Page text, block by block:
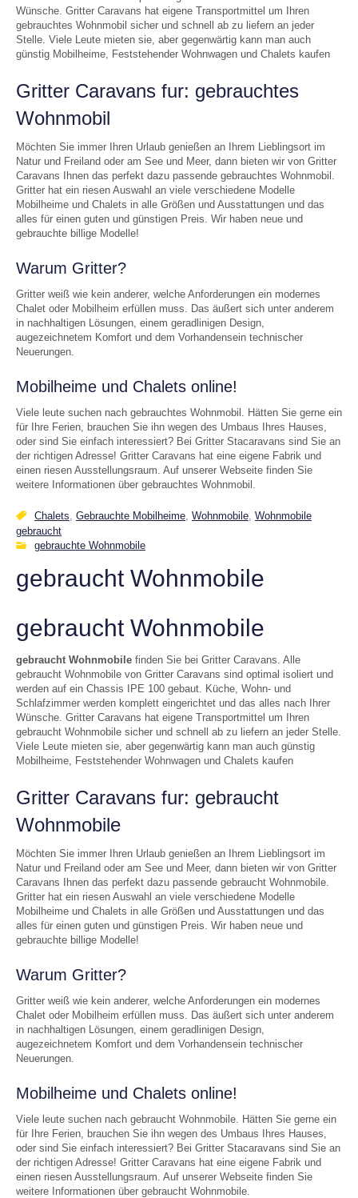
Wünsche. Gritter Caravans hat eigene Transportmittel um Ihren
gebrauchtes Wohnmobil sicher und schnell ab zu liefern an jeder
Stelle. Viele Leute mieten sie, aber gegenwärtig kann man auch
günstig Mobilheime, Feststehender Wohnwagen und Chalets kaufen
Gritter Caravans fur: gebrauchtes
Wohnmobil
Möchten Sie immer Ihren Urlaub genießen an Ihrem Lieblingsort im
Natur und Freiland oder am See und Meer, dann bieten wir von Gritter
Caravans Ihnen das perfekt dazu passende gebrauchtes Wohnmobil.
Gritter hat ein riesen Auswahl an viele verschiedene Modelle
Mobilheime und Chalets in alle Größen und Ausstattungen und das
alles für einen guten und günstigen Preis. Wir haben neue und
gebrauchte billige Modelle!
Warum Gritter?
Gritter weiß wie kein anderer, welche Anforderungen ein modernes
Chalet oder Mobilheim erfüllen muss. Das äußert sich unter anderem
in nachhaltigen Lösungen, einem geradlinigen Design,
augezeichnetem Komfort und dem Vorhandensein technischer
Neuerungen.
Mobilheime und Chalets online!
Viele leute suchen nach gebrauchtes Wohnmobil. Hätten Sie gerne ein
für Ihre Ferien, brauchen Sie ihn wegen des Umbaus Ihres Hauses,
oder sind Sie einfach interessiert? Bei Gritter Stacaravans sind Sie an
der richtigen Adresse! Gritter Caravans hat eine eigene Fabrik und
einen riesen Ausstellungsraum. Auf unserer Webseite finden Sie
weitere Informationen über gebrauchtes Wohnmobil.
Chalets Gebrauchte Mobilheime Wohnmobile Wohnmobile
gebraucht
gebrauchte Wohnmobile
gebraucht Wohnmobile
gebraucht Wohnmobile
gebraucht Wohnmobile finden Sie bei Gritter Caravans. Alle
gebraucht Wohnmobile von Gritter Caravans sind optimal isoliert und
werden auf ein Chassis IPE 100 gebaut. Küche, Wohn- und
Schlafzimmer werden komplett eingerichtet und das alles nach Ihrer
Wünsche. Gritter Caravans hat eigene Transportmittel um Ihren
gebraucht Wohnmobile sicher und schnell ab zu liefern an jeder Stelle.
Viele Leute mieten sie, aber gegenwärtig kann man auch günstig
Mobilheime, Feststehender Wohnwagen und Chalets kaufen
Gritter Caravans fur: gebraucht
Wohnmobile
Möchten Sie immer Ihren Urlaub genießen an Ihrem Lieblingsort im
Natur und Freiland oder am See und Meer, dann bieten wir von Gritter
Caravans Ihnen das perfekt dazu passende gebraucht Wohnmobile.
Gritter hat ein riesen Auswahl an viele verschiedene Modelle
Mobilheime und Chalets in alle Größen und Ausstattungen und das
alles für einen guten und günstigen Preis. Wir haben neue und
gebrauchte billige Modelle!
Warum Gritter?
Gritter weiß wie kein anderer, welche Anforderungen ein modernes
Chalet oder Mobilheim erfüllen muss. Das äußert sich unter anderem
in nachhaltigen Lösungen, einem geradlinigen Design,
augezeichnetem Komfort und dem Vorhandensein technischer
Neuerungen.
Mobilheime und Chalets online!
Viele leute suchen nach gebraucht Wohnmobile. Hätten Sie gerne ein
für Ihre Ferien, brauchen Sie ihn wegen des Umbaus Ihres Hauses,
oder sind Sie einfach interessiert? Bei Gritter Stacaravans sind Sie an
der richtigen Adresse! Gritter Caravans hat eine eigene Fabrik und
einen riesen Ausstellungsraum. Auf unserer Webseite finden Sie
weitere Informationen über gebraucht Wohnmobile.